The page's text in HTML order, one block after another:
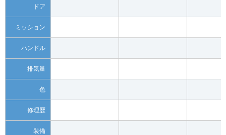
ドア
ミッション
ハンドル
排気量
色
修理歴
装備